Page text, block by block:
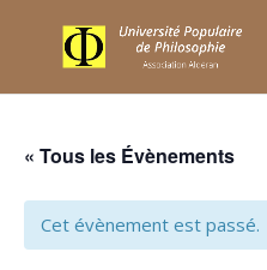
« Tous les Évènements
Cet évènement est passé.